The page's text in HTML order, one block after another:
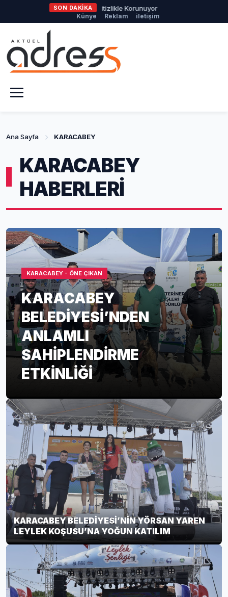
SON DAKİKA
Yeşil Alanlar Titizlikle Korunuyor Başkan Erkan Aydın,
Künye Reklam iletişim
Ana Sayfa KARACABEY
KARACABEY
HABERLERİ
KARACABEY - ÖNE ÇIKAN
KARACABEY
BELEDİYESİ’NDEN
ANLAMLI
SAHİPLENDİRME
ETKİNLİĞİ
KARACABEY BELEDİYESİ’NİN YÖRSAN YAREN
LEYLEK KOŞUSU’NA YOĞUN KATILIM